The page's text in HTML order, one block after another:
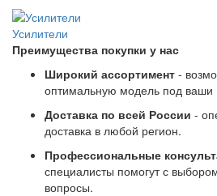
Усилители
Преимущества покупки у нас
Широкий ассортимент -
оптимальную модель под ваши
Доставка по всей России -
доставка в любой регион.
Профессиональные
специалисты помогут с
вопросы.